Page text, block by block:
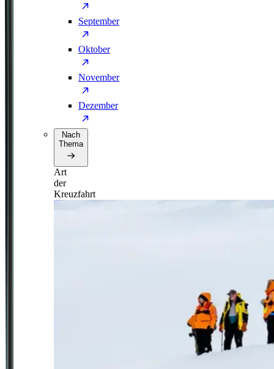
September
Oktober
November
Dezember
Nach
Thema
Art
der
Kreuzfahrt